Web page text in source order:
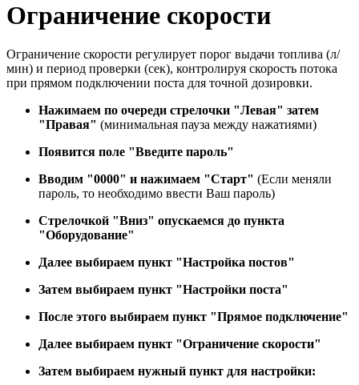
Ограничение скорости
Ограничение скорости регулирует порог выдачи топлива (л/
мин) и период проверки (сек), контролируя скорость потока
при прямом подключении поста для точной дозировки.
Нажимаем по очереди стрелочки "Левая" затем
"Правая" (минимальная пауза между нажатиями)
Появится поле "Введите пароль"
Вводим "0000" и нажимаем "Старт" (Если меняли
пароль, то необходимо ввести Ваш пароль)
Стрелочкой "Вниз" опускаемся до пункта
"Оборудование"
Далее выбираем пункт "Настройка постов"
Затем выбираем пункт "Настройки поста"
После этого выбираем пункт "Прямое подключение"
Далее выбираем пункт "Ограничение скорости"
Затем выбираем нужный пункт для настройки: